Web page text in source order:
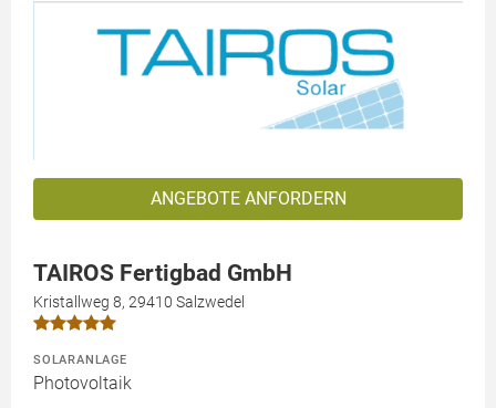
ANGEBOTE ANFORDERN
TAIROS Fertigbad GmbH
Kristallweg 8, 29410 Salzwedel
SOLARANLAGE
Photovoltaik